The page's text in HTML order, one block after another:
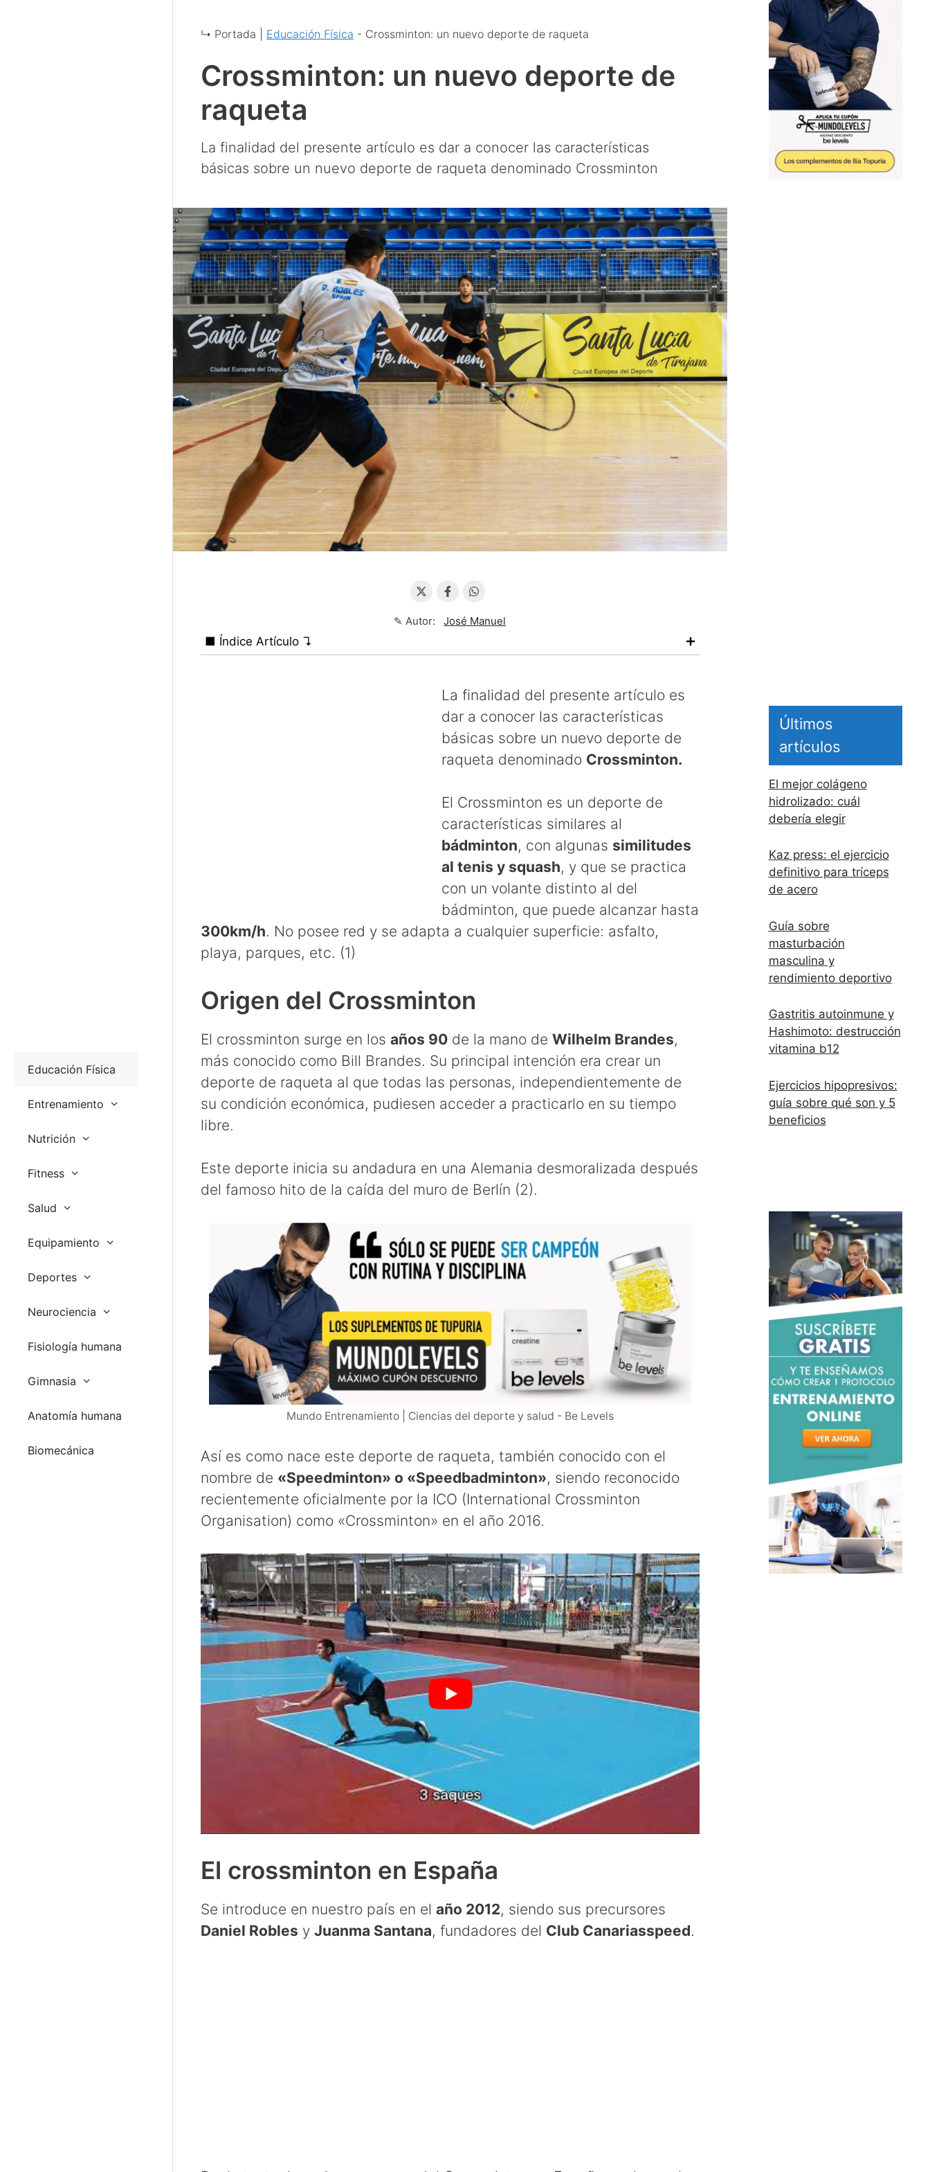
Educación Física
Entrenamiento
Nutrición
Fitness
Salud
Equipamiento
Deportes
Neurociencia
Fisiología humana
Gimnasia
Anatomía humana
Biomecánica
↳ Portada | Educación Física - Crossminton: un nuevo deporte de raqueta
Crossminton: un nuevo deporte de
raqueta
La finalidad del presente artículo es dar a conocer las características
básicas sobre un nuevo deporte de raqueta denominado Crossminton
✎ Autor:José Manuel
■ Índice Artículo ↴
La finalidad del presente artículo es
dar a conocer las características
básicas sobre un nuevo deporte de
raqueta denominado Crossminton.
El Crossminton es un deporte de
características similares al
bádminton, con algunas similitudes
al tenis y squash, y que se practica
con un volante distinto al del
bádminton, que puede alcanzar hasta
300km/h. No posee red y se adapta a cualquier superficie: asfalto,
playa, parques, etc. (1)
Origen del Crossminton
El crossminton surge en los años 90 de la mano de Wilhelm Brandes,
más conocido como Bill Brandes. Su principal intención era crear un
deporte de raqueta al que todas las personas, independientemente de
su condición económica, pudiesen acceder a practicarlo en su tiempo
libre.
Este deporte inicia su andadura en una Alemania desmoralizada después
del famoso hito de la caída del muro de Berlín (2).
Mundo Entrenamiento | Ciencias del deporte y salud - Be Levels
Así es como nace este deporte de raqueta, también conocido con el
nombre de «Speedminton» o «Speedbadminton», siendo reconocido
recientemente oficialmente por la ICO (International Crossminton
Organisation) como «Crossminton» en el año 2016.
El crossminton en España
Se introduce en nuestro país en el año 2012, siendo sus precursores
Daniel Robles y Juanma Santana, fundadores del Club Canariasspeed.
Últimos
artículos
El mejor colágeno
hidrolizado: cuál
debería elegir
Kaz press: el ejercicio
definitivo para tríceps
de acero
Guía sobre
masturbación
masculina y
rendimiento deportivo
Gastritis autoinmune y
Hashimoto: destrucción
vitamina b12
Ejercicios hipopresivos:
guía sobre qué son y 5
beneficios